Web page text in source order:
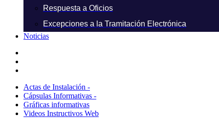
Respuesta a Oficios
Excepciones a la Tramitación Electrónica
Noticias
Actas de Instalación -
Cápsulas Informativas -
Gráficas informativas
Videos Instructivos Web